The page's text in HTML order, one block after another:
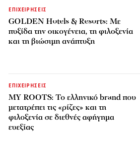
ΕΠΙΧΕΙΡΗΣΕΙΣ
GOLDEN Hotels & Resorts: Με
πυξίδα την οικογένεια, τη φιλοξενία
και τη βιώσιμη ανάπτυξη
ΕΠΙΧΕΙΡΗΣΕΙΣ
MY ROOTS: Το ελληνικό brand που
μετατρέπει τις «ρίζες» και τη
φιλοξενία σε διεθνές αφήγημα
ευεξίας